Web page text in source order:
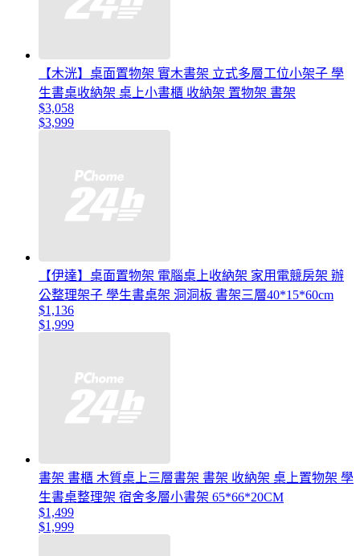
【木洸】桌面置物架 實木書架 立式多層工位小架子 學
生書桌收納架 桌上小書櫃 收納架 置物架 書架
$3,058
$3,999
【伊達】桌面置物架 電腦桌上收納架 家用電競房架 辦
公整理架子 學生書桌架 洞洞板 書架三層40*15*60cm
$1,136
$1,999
書架 書櫃 木質桌上三層書架 書架 收納架 桌上置物架 學
生書桌整理架 宿舍多層小書架 65*66*20CM
$1,499
$1,999